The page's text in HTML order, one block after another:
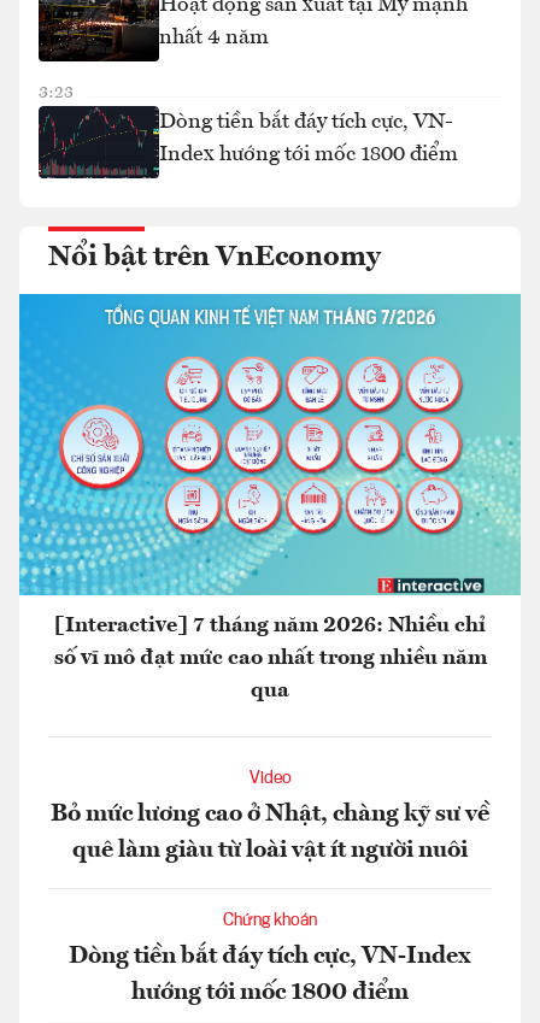
Hoạt động sản xuất tại Mỹ mạnh
nhất 4 năm
3:23
Dòng tiền bắt đáy tích cực, VN-
Index hướng tới mốc 1800 điểm
Nổi bật trên VnEconomy
[Interactive] 7 tháng năm 2026: Nhiều chỉ
số vĩ mô đạt mức cao nhất trong nhiều năm
qua
Video
Bỏ mức lương cao ở Nhật, chàng kỹ sư về
quê làm giàu từ loài vật ít người nuôi
Chứng khoán
Dòng tiền bắt đáy tích cực, VN-Index
hướng tới mốc 1800 điểm